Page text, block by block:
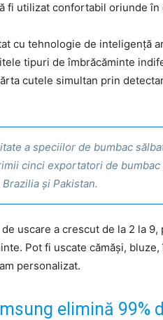
fi utilizat confortabil oriunde în
cu tehnologie de inteligență
tipuri de îmbrăcăminte
cutele simultan prin
a speciilor de bumbac
cinci exportatori de
și Pakistan.
uscare a crescut de la 2 la 9,
Pot fi uscate cămăși,
personalizat.
elimină 99%